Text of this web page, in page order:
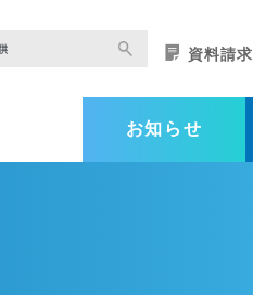
お知らせ
資料請求